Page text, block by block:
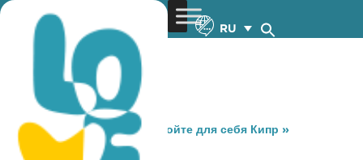
RU
You are here: Home »Откройте для себя Кипр »
Gastronomy
» ME GUSTA